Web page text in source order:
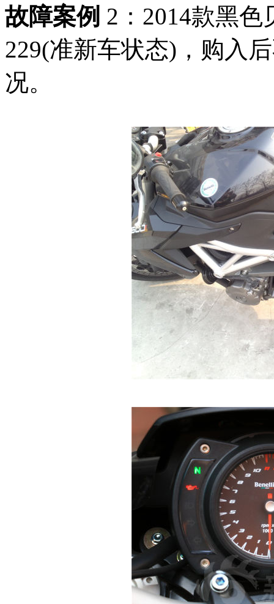
故障案例 2：2014款黑
229(准新车状态)，购入
况。